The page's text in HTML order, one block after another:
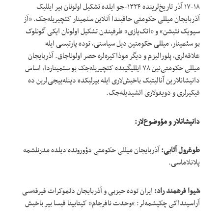
۱۷-۱۸ آذر تاریخ‌لرینده ۱۳۲۴-جو ایلده تشکیل اولونان بیر ایللیک
آذربایجان میللی حکومتی حاقیندا آنلاین سئمینار کئچیریله‌جک. «آز
سیویک نئیشن» و «اتک‌یازی» طرفیندن تشکیل اولونان ایکی گونلوک
بو سئمینار، میللی حکومتین دیل سیاستی، توده پارتیسی ایله
علاقه‌لری، پلورالیزم و دیگر موذاکیره‌لره حصر اولوناجاق. آذربایجان
میللی حکومتی‌نین ۷۸ ایللیگینده کئچیریله‌جک بو سئمیناردا، اساس
دانیشانلارین آنالیتیک باخیش‌لاری ایله بیرلیکده دینله‌ییجی‌لرین ده
فیکیرلری و دویغولاری ائشیدیله‌جک.
دانیشانلار و مؤوضوع‌لار:
طوغرول آتابی:آذربایجان میللی حکومتی دؤورونده دیلده مدرنلشمه
پلانلاماسی.
شیوا فرهمند راد:ایران توده حیزبی و آذربایجان دئموکرات فیرقه‌سی
آراسینداکی چکیشمه‌لر: “وحدت نافرجام” کیتابینا قیسا بیر باخیش